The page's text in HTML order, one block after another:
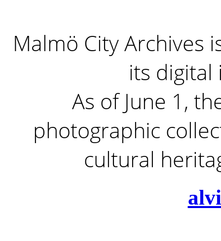
Malmö City Archives
its digital
As of June 1,
photographic
cultural